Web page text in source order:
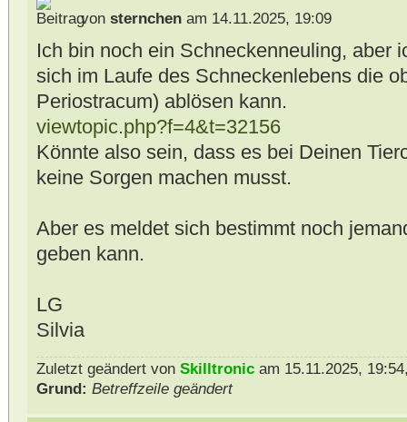
von sternchenam 14.11.2025, 19:09
Ich bin noch ein Schneckenneuling, aber
sich im Laufe des Schneckenlebens die
Periostracum) ablösen kann.
viewtopic.php?f=4&t=32156
Könnte also sein, dass es bei Deinen
keine Sorgen machen musst.
Aber es meldet sich bestimmt noch
geben kann.
LG
Silvia
Zuletzt geändert von Skilltronicam 15.11.2025,
Grund: Betreffzeile geändert